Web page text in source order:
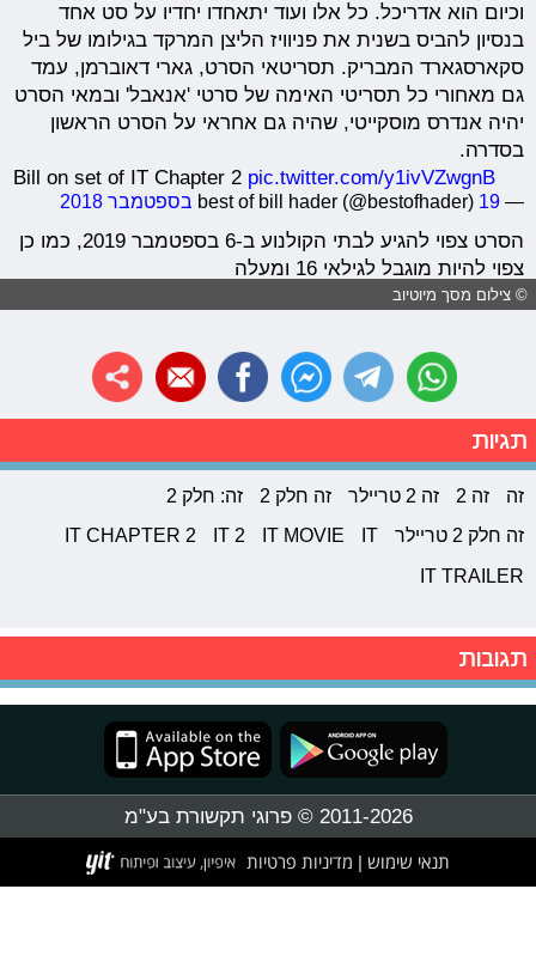
וכיום הוא אדריכל. כל אלו ועוד יתאחדו יחדיו על סט אחד
בנסיון להביס בשנית את פניוויז הליצן המרקד בגילומו של ביל
סקארסגארד המבריק. תסריטאי הסרט, גארי דאוברמן, עמד
גם מאחורי כל תסריטי האימה של סרטי 'אנאבל' ובמאי הסרט
יהיה אנדרס מוסקייטי, שהיה גם אחראי על הסרט הראשון
בסדרה.
Bill on set of IT Chapter 2 pic.twitter.com/y1ivVZwgnB
— best of bill hader (@bestofhader)19 בספטמבר 2018
הסרט צפוי להגיע לבתי הקולנוע ב-6 בספטמבר 2019, כמו כן
צפוי להיות מוגבל לגילאי 16 ומעלה
© צילום מסך מיוטיוב
תגיות
זה זה 2 זה 2 טריילר זה חלק 2
זה: חלק 2
זה חלק 2 טריילר
IT
IT MOVIE
IT 2
IT CHAPTER 2
IT TRAILER
תגובות
2011-2026 © פרוגי תקשורת בע"מ
תנאי שימוש מדיניות פרטיות